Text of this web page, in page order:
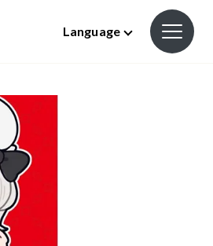
Language